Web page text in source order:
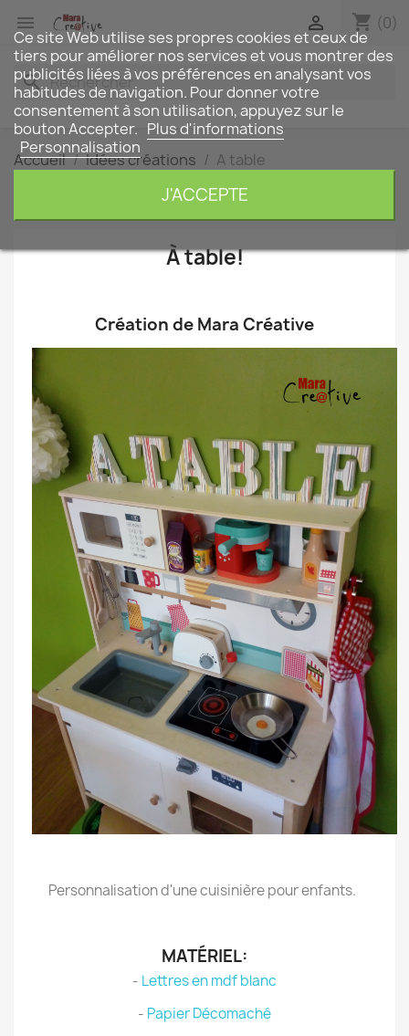
 shopping_cart (0)

search
Accueil Idées créations A table
À table!
Création de Mara Créative
Personnalisation d'une cuisinière pour enfants.
MATÉRIEL:
- Lettres en mdf blanc
- Papier Décomaché
Ce site Web utilise ses propres cookies et ceux de
tiers pour améliorer nos services et vous montrer des
publicités liées à vos préférences en analysant vos
habitudes de navigation. Pour donner votre
consentement à son utilisation, appuyez sur le
bouton Accepter. Plus d'informations
Personnalisation
J'ACCEPTE